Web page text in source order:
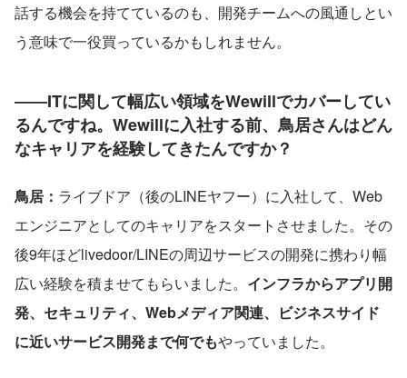
話する機会を持てているのも、開発チームへの風通しとい
う意味で一役買っているかもしれません。
――ITに関して幅広い領域をWewillでカバーしてい
るんですね。Wewillに入社する前、鳥居さんはどん
なキャリアを経験してきたんですか？
鳥居： ライブドア（後のLINEヤフー）に入社して、Web
エンジニアとしてのキャリアをスタートさせました。その
後9年ほどlivedoor/LINEの周辺サービスの開発に携わり幅
広い経験を積ませてもらいました。 インフラからアプリ開
発、セキュリティ、Webメディア関連、ビジネスサイド
に近いサービス開発まで何でもやっていました。